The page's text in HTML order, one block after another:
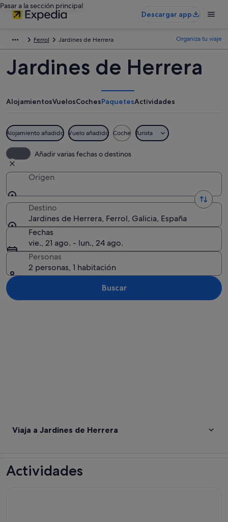
Pasar a la sección principal
Descargar app
Ferrol Jardines de Herrera Organiza tu viaje
Jardines de Herrera
AlojamientosVuelosCochesPaquetesActividades
Alojamiento añadido Vuelo añadido Coche Turista
Añadir varias fechas o destinos
Origen
Destino
Jardines de Herrera, Ferrol, Galicia, España
Fechas
vie., 21 ago. - lun., 24 ago.
Personas
2 personas, 1 habitación
Buscar
Viaja a Jardines de Herrera
Actividades